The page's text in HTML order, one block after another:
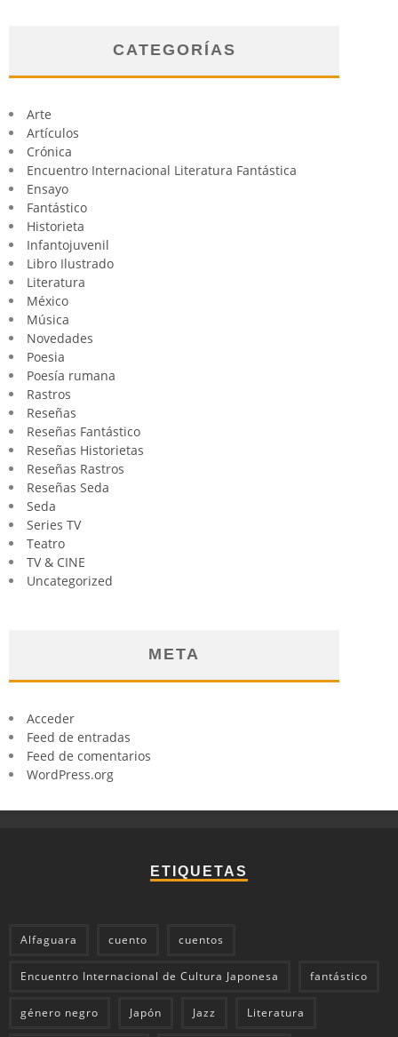
CATEGORÍAS
Arte
Artículos
Crónica
Encuentro Internacional Literatura Fantástica
Ensayo
Fantástico
Historieta
Infantojuvenil
Libro Ilustrado
Literatura
México
Música
Novedades
Poesia
Poesía rumana
Rastros
Reseñas
Reseñas Fantástico
Reseñas Historietas
Reseñas Rastros
Reseñas Seda
Seda
Series TV
Teatro
TV & CINE
Uncategorized
META
Acceder
Feed de entradas
Feed de comentarios
WordPress.org
ETIQUETAS
Alfaguara cuento cuentos
Encuentro Internacional de Cultura Japonesa fantástico
género negro Japón Jazz Literatura